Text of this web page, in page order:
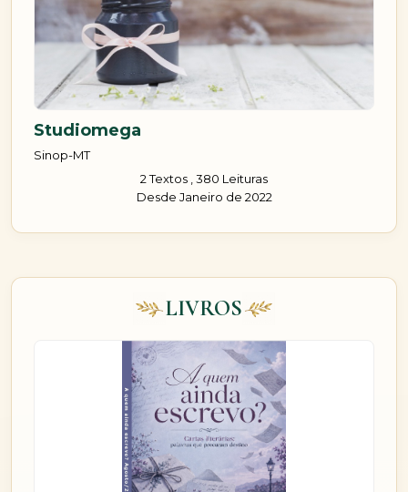
Studiomega
Sinop-MT
2 Textos , 380 Leituras
Desde Janeiro de 2022
LIVROS